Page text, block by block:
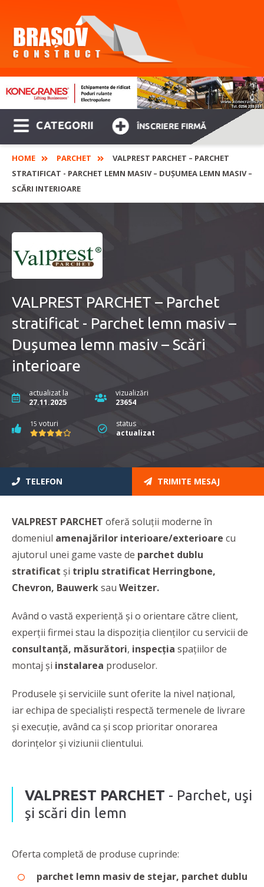
CATEGORII ÎNSCRIERE FIRMĂ
HOME PARCHET
VALPREST PARCHET – PARCHET
STRATIFICAT - PARCHET LEMN MASIV – DUȘUMEA LEMN MASIV –
SCĂRI INTERIOARE
VALPREST PARCHET – Parchet
stratificat - Parchet lemn masiv –
Dușumea lemn masiv – Scări
interioare
actualizat la
27.11.2025
vizualizări
23654
15 voturi
status
actualizat
TELEFON TRIMITE MESAJ
VALPREST PARCHET oferă soluții moderne în
domeniul amenajărilor interioare/exterioare cu
ajutorul unei game vaste de parchet dublu
stratificat și triplu stratificat Herringbone,
Chevron, Bauwerksau Weitzer.
Având o vastă experienţă şi o orientare către client,
experții firmei stau la dispoziția clienților cu servicii de
consultanță, măsurători, inspecția spațiilor de
montaj și instalarea produselor.
Produsele și serviciile sunt oferite la nivel național,
iar echipa de specialiști respectă termenele de livrare
și execuție, având ca şi scop prioritar onorarea
dorinţelor şi viziunii clientului.
VALPREST PARCHET - Parchet, uşi
şi scări din lemn
Oferta completă de produse cuprinde:
parchet lemn masiv de stejar, parchet dublu